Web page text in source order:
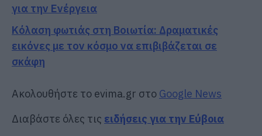
για την Ενέργεια
Κόλαση φωτιάς στη Βοιωτία: Δραματικές
εικόνες με τον κόσμο να επιβιβάζεται σε
σκάφη
Ακολουθήστε το evima.gr στο Google News
Διαβάστε όλες τις ειδήσεις για την Εύβοια